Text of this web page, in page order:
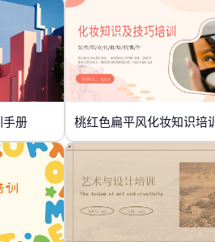
手册 桃红色扁平风化妆知识培训